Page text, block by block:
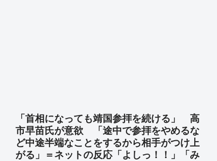
「首相になっても靖国参拝を続ける」 高
市早苗氏が意欲 「途中で参拝をやめるな
ど中途半端なことをするから相手がつけ上
がる」＝ネットの反応「よしっ！！」「み